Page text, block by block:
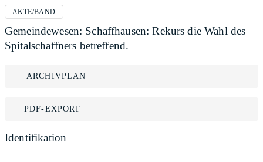
AKTE/BAND
Gemeindewesen: Schaffhausen: Rekurs die Wahl des
Spitalschaffners betreffend.
ARCHIVPLAN
PDF-EXPORT
Identifikation